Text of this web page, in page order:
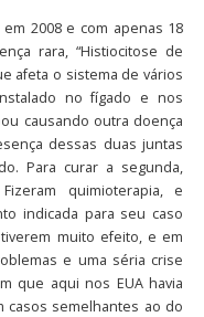
2008 e com apenas 18
rara, “Histiocitose de
afeta o sistema de vários
no fígado e nos
causando outra doença
dessas duas juntas
Para curar a segunda,
quimioterapia, e
indicada para seu caso
muito efeito, e em
e uma séria crise
que aqui nos EUA havia
casos semelhantes ao do